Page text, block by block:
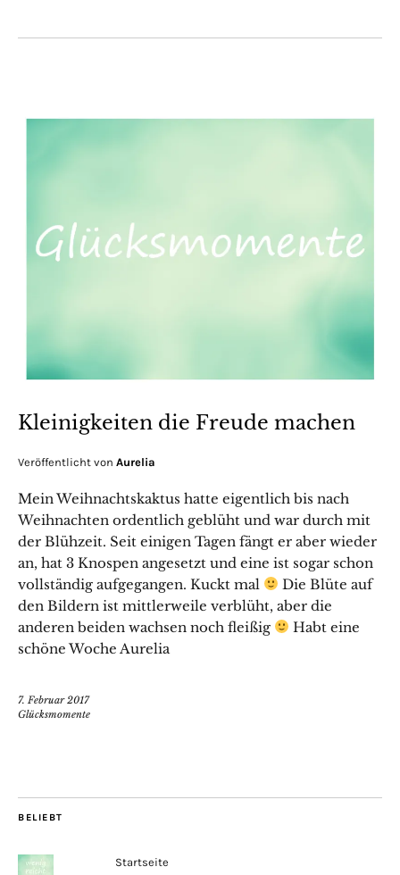
Kleinigkeiten die Freude machen
Veröffentlicht von Aurelia
Mein Weihnachtskaktus hatte eigentlich bis nach
Weihnachten ordentlich geblüht und war durch mit
der Blühzeit. Seit einigen Tagen fängt er aber wieder
an, hat 3 Knospen angesetzt und eine ist sogar schon
vollständig aufgegangen. Kuckt mal
Die Blüte auf
den Bildern ist mittlerweile verblüht, aber die
anderen beiden wachsen noch fleißig
Habt eine
schöne Woche Aurelia
7. Februar 2017
Glücksmomente
BELIEBT
Startseite